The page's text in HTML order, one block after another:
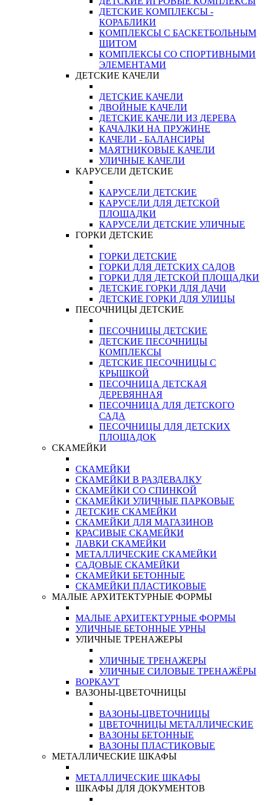
ДЕТСКИЕ КОМПЛЕКСЫ -
КОРАБЛИКИ
КОМПЛЕКСЫ С БАСКЕТБОЛЬНЫМ
ЩИТОМ
КОМПЛЕКСЫ СО СПОРТИВНЫМИ
ЭЛЕМЕНТАМИ
ДЕТСКИЕ КАЧЕЛИ
ДЕТСКИЕ КАЧЕЛИ
ДВОЙНЫЕ КАЧЕЛИ
ДЕТСКИЕ КАЧЕЛИ ИЗ ДЕРЕВА
КАЧАЛКИ НА ПРУЖИНЕ
КАЧЕЛИ - БАЛАНСИРЫ
МАЯТНИКОВЫЕ КАЧЕЛИ
УЛИЧНЫЕ КАЧЕЛИ
КАРУСЕЛИ ДЕТСКИЕ
КАРУСЕЛИ ДЕТСКИЕ
КАРУСЕЛИ ДЛЯ ДЕТСКОЙ
ПЛОЩАДКИ
КАРУСЕЛИ ДЕТСКИЕ УЛИЧНЫЕ
ГОРКИ ДЕТСКИЕ
ГОРКИ ДЕТСКИЕ
ГОРКИ ДЛЯ ДЕТСКИХ САДОВ
ГОРКИ ДЛЯ ДЕТСКОЙ ПЛОЩАДКИ
ДЕТСКИЕ ГОРКИ ДЛЯ ДАЧИ
ДЕТСКИЕ ГОРКИ ДЛЯ УЛИЦЫ
ПЕСОЧНИЦЫ ДЕТСКИЕ
ПЕСОЧНИЦЫ ДЕТСКИЕ
ДЕТСКИЕ ПЕСОЧНИЦЫ
КОМПЛЕКСЫ
ДЕТСКИЕ ПЕСОЧНИЦЫ С
КРЫШКОЙ
ПЕСОЧНИЦА ДЕТСКАЯ
ДЕРЕВЯННАЯ
ПЕСОЧНИЦА ДЛЯ ДЕТСКОГО
САДА
ПЕСОЧНИЦЫ ДЛЯ ДЕТСКИХ
ПЛОЩАДОК
СКАМЕЙКИ
СКАМЕЙКИ
СКАМЕЙКИ В РАЗДЕВАЛКУ
СКАМЕЙКИ СО СПИНКОЙ
СКАМЕЙКИ УЛИЧНЫЕ ПАРКОВЫЕ
ДЕТСКИЕ СКАМЕЙКИ
СКАМЕЙКИ ДЛЯ МАГАЗИНОВ
КРАСИВЫЕ СКАМЕЙКИ
ЛАВКИ СКАМЕЙКИ
МЕТАЛЛИЧЕСКИЕ СКАМЕЙКИ
САДОВЫЕ СКАМЕЙКИ
СКАМЕЙКИ БЕТОННЫЕ
СКАМЕЙКИ ПЛАСТИКОВЫЕ
МАЛЫЕ АРХИТЕКТУРНЫЕ ФОРМЫ
МАЛЫЕ АРХИТЕКТУРНЫЕ ФОРМЫ
УЛИЧНЫЕ БЕТОННЫЕ УРНЫ
УЛИЧНЫЕ ТРЕНАЖЕРЫ
УЛИЧНЫЕ ТРЕНАЖЕРЫ
УЛИЧНЫЕ СИЛОВЫЕ ТРЕНАЖЁРЫ
ВОРКАУТ
ВАЗОНЫ-ЦВЕТОЧНИЦЫ
ВАЗОНЫ-ЦВЕТОЧНИЦЫ
ЦВЕТОЧНИЦЫ МЕТАЛЛИЧЕСКИЕ
ВАЗОНЫ БЕТОННЫЕ
ВАЗОНЫ ПЛАСТИКОВЫЕ
МЕТАЛЛИЧЕСКИЕ ШКАФЫ
МЕТАЛЛИЧЕСКИЕ ШКАФЫ
ШКАФЫ ДЛЯ ДОКУМЕНТОВ